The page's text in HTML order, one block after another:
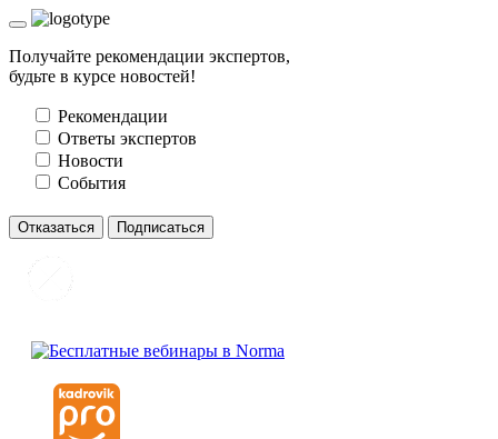
Получайте рекомендации экспертов,
будьте в курсе новостей!
Рекомендации
Ответы экспертов
Новости
События
Отказаться Подписаться